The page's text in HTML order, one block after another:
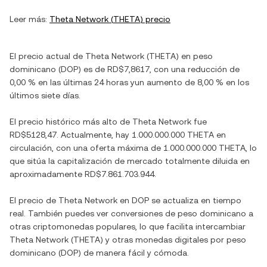
Leer más: Theta Network (THETA) precio
El precio actual de Theta Network (THETA) en peso
dominicano (DOP) es de RD$7,8617 , con una reducción de
0,00 % en las últimas 24 horas yun aumento de 8,00 % en los
últimos siete días.
El precio histórico más alto de Theta Network fue
RD$5128,47 . Actualmente, hay 1.000.000.000 THETA en
circulación, con una oferta máxima de 1.000.000.000 THETA , lo
que sitúa la capitalización de mercado totalmente diluida en
aproximadamente RD$7.861.703.944.
El precio de Theta Network en DOP se actualiza en tiempo
real. También puedes ver conversiones de peso dominicano a
otras criptomonedas populares, lo que facilita intercambiar
Theta Network (THETA) y otras monedas digitales por peso
dominicano (DOP) de manera fácil y cómoda.